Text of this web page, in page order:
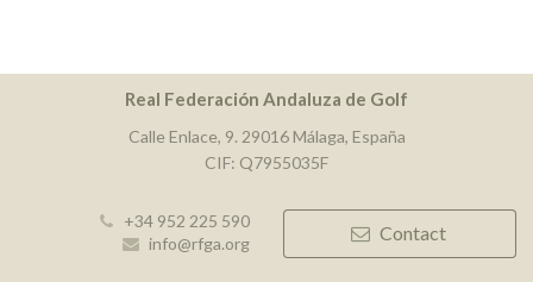
Real Federación Andaluza de Golf
Calle Enlace, 9. 29016 Málaga, España
CIF: Q7955035F
+34 952 225 590
info@rfga.org
Contact